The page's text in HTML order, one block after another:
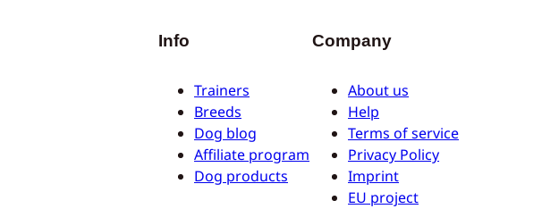
Info
Trainers
Breeds
Dog blog
Affiliate program
Dog products
Company
About us
Help
Terms of service
Privacy Policy
Imprint
EU project